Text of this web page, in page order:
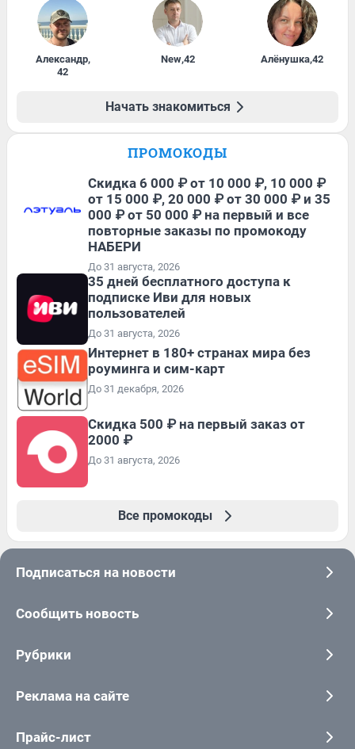
Александр,
42
New,42 Алёнушка,42
Начать знакомиться
ПРОМОКОДЫ
Скидка 6 000 ₽ от 10 000 ₽, 10 000 ₽
от 15 000 ₽, 20 000 ₽ от 30 000 ₽ и 35
000 ₽ от 50 000 ₽ на первый и все
повторные заказы по промокоду
НАБЕРИ
До 31 августа, 2026
35 дней бесплатного доступа к
подписке Иви для новых
пользователей
До 31 августа, 2026
Интернет в 180+ странах мира без
роуминга и сим-карт
До 31 декабря, 2026
Скидка 500 ₽ на первый заказ от
2000 ₽
До 31 августа, 2026
Все промокоды
Подписаться на новости
Сообщить новость
Рубрики
Реклама на сайте
Прайс-лист